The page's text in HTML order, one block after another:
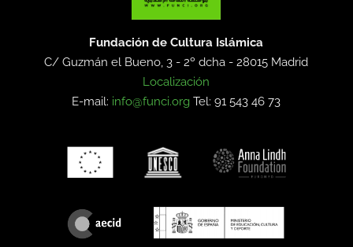
Fundación de Cultura Islámica
C/ Guzmán el Bueno, 3 - 2º dcha -28015 Madrid
Localización
E-mail: info@funci.org Tel: 91 543 46 73